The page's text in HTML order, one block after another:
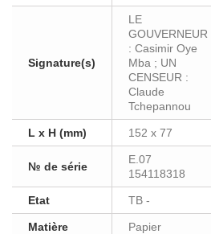
Signature(s)
LE
GOUVERNEUR
: Casimir Oye
Mba ; UN
CENSEUR :
Claude
Tchepannou
L x H (mm) 152 x 77
№ de série
E.07
154118318
Etat TB -
Matière Papier